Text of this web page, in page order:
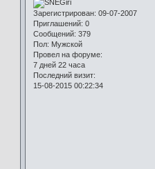
Зарегистрирован: 09-07-2007
Приглашений: 0
Сообщений: 379
Пол: Мужской
Провел на форуме:
7 дней 22 часа
Последний визит:
15-08-2015 00:22:34